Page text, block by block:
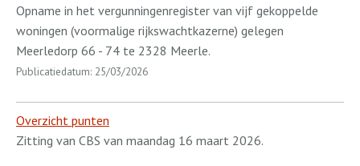
Opname in het vergunningenregister van vijf gekoppelde
woningen (voormalige rijkswachtkazerne) gelegen
Meerledorp 66 - 74 te 2328 Meerle.
Publicatiedatum: 25/03/2026
Overzicht punten
Zitting van CBS van maandag 16 maart 2026.